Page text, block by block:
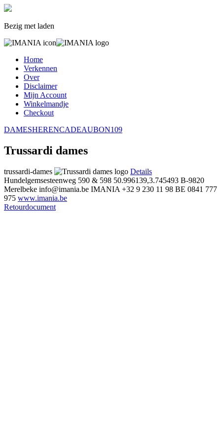
Bezig met laden
Home
Verkennen
Over
Disclaimer
Mijn Account
Winkelmandje
Checkout
DAMESHERENCADEAUBON109
Trussardi dames
trussardi-dames
Details
Hundelgemsesteenweg 590 & 598 50.996139,3.745493 B-9820
Merelbeke info@imania.be IMANIA +32 9 230 11 98 BE 0841 777
975 www.imania.be
Retourdocument